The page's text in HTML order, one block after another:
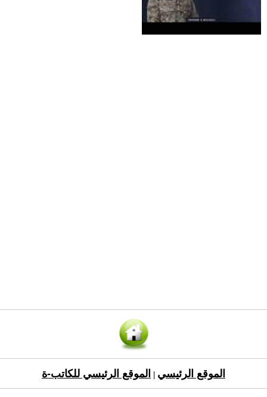
الموقع الرئيسي الموقع الرئيسي للكاتب-ة